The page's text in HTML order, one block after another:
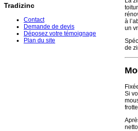
Tradizinc
Contact
Demande de devis
Déposez votre témoignage
Plan du site
à
un
de
Si